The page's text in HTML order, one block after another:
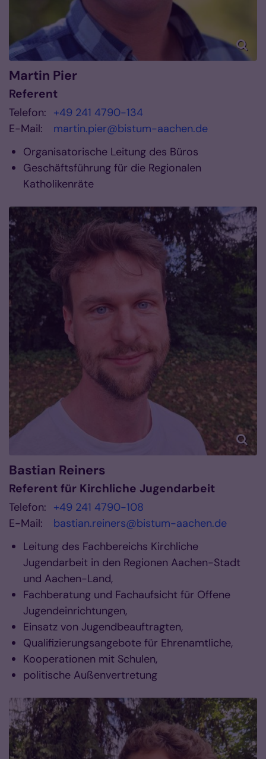
Martin Pier
Referent
Telefon: +49 241 4790-134
E-Mail:
martin.pier@bistum-aachen.de
Organisatorische Leitung des Büros
Geschäftsführung für die Regionalen
Katholikenräte
Bastian Reiners
Referent für Kirchliche Jugendarbeit
Telefon: +49 241 4790-108
E-Mail:
bastian.reiners@bistum-aachen.de
Leitung des Fachbereichs Kirchliche
Jugendarbeit in den Regionen Aachen-Stadt
und Aachen-Land,
Fachberatung und Fachaufsicht für Offene
Jugendeinrichtungen,
Einsatz von Jugendbeauftragten,
Qualifizierungsangebote für Ehrenamtliche,
Kooperationen mit Schulen,
politische Außenvertretung